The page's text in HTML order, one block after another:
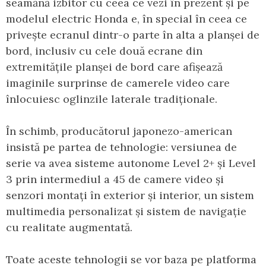
modelul electric Honda e, în special în ceea ce
privește ecranul dintr-o parte în alta a planșei de
bord, inclusiv cu cele două ecrane din
extremitățile planșei de bord care afișează
imaginile surprinse de camerele video care
înlocuiesc oglinzile laterale tradiționale.
În schimb, producătorul japonezo-american
insistă pe partea de tehnologie: versiunea de
serie va avea sisteme autonome Level 2+ și Level
3 prin intermediul a 45 de camere video și
senzori montați în exterior și interior, un sistem
multimedia personalizat și sistem de navigație
cu realitate augmentată.
Toate aceste tehnologii se vor baza pe platforma